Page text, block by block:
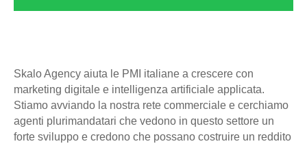
Skalo Agency aiuta le PMI italiane a crescere con
marketing digitale e intelligenza artificiale applicata.
Stiamo avviando la nostra rete commerciale e cerchiamo
agenti plurimandatari che vedono in questo settore un
forte sviluppo e credono che possano costruire un reddito